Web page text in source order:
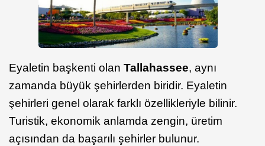
Eyaletin başkenti olan Tallahassee, aynı
zamanda büyük şehirlerden biridir. Eyaletin
şehirleri genel olarak farklı özellikleriyle bilinir.
Turistik, ekonomik anlamda zengin, üretim
açısından da başarılı şehirler bulunur.